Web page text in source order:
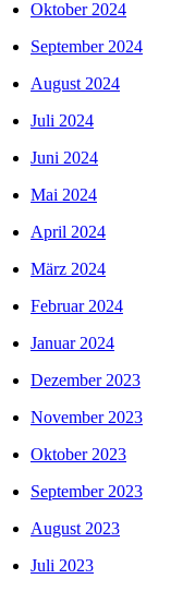
Oktober 2024
September 2024
August 2024
Juli 2024
Juni 2024
Mai 2024
April 2024
März 2024
Februar 2024
Januar 2024
Dezember 2023
November 2023
Oktober 2023
September 2023
August 2023
Juli 2023